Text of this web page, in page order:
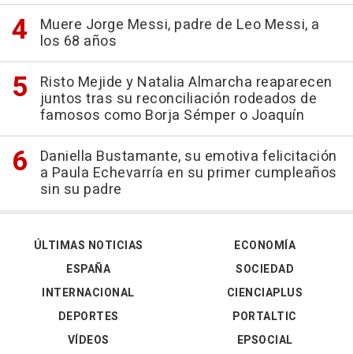
Muere Jorge Messi, padre de Leo Messi, a
los 68 años
Risto Mejide y Natalia Almarcha reaparecen
juntos tras su reconciliación rodeados de
famosos como Borja Sémper o Joaquín
Daniella Bustamante, su emotiva felicitación
a Paula Echevarría en su primer cumpleaños
sin su padre
ÚLTIMAS NOTICIAS
ESPAÑA
INTERNACIONAL
DEPORTES
VÍDEOS
ECONOMÍA
SOCIEDAD
CIENCIAPLUS
PORTALTIC
EPSOCIAL